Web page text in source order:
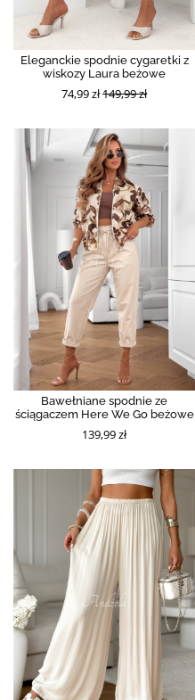
Eleganckie spodnie cygaretki z
wiskozy Laura beżowe
74,99 zł149,99 zł
Bawełniane spodnie ze
ściągaczem Here We Go beżowe
139,99 zł